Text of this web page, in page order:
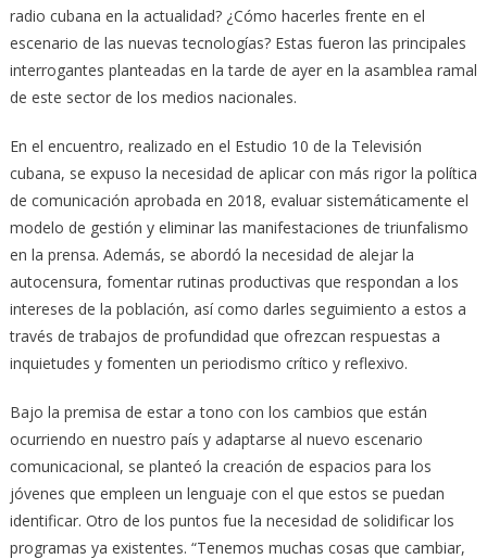
radio cubana en la actualidad? ¿Cómo hacerles frente en el
escenario de las nuevas tecnologías? Estas fueron las principales
interrogantes planteadas en la tarde de ayer en la asamblea ramal
de este sector de los medios nacionales.
En el encuentro, realizado en el Estudio 10 de la Televisión
cubana, se expuso la necesidad de aplicar con más rigor la política
de comunicación aprobada en 2018, evaluar sistemáticamente el
modelo de gestión y eliminar las manifestaciones de triunfalismo
en la prensa. Además, se abordó la necesidad de alejar la
autocensura, fomentar rutinas productivas que respondan a los
intereses de la población, así como darles seguimiento a estos a
través de trabajos de profundidad que ofrezcan respuestas a
inquietudes y fomenten un periodismo crítico y reflexivo.
Bajo la premisa de estar a tono con los cambios que están
ocurriendo en nuestro país y adaptarse al nuevo escenario
comunicacional, se planteó la creación de espacios para los
jóvenes que empleen un lenguaje con el que estos se puedan
identificar. Otro de los puntos fue la necesidad de solidificar los
programas ya existentes. “Tenemos muchas cosas que cambiar,